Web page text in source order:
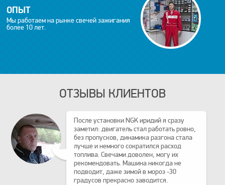
ОПЫТ
Мы работаем на рынке свечей зажигания
более 10 лет.
ОТЗЫВЫ КЛИЕНТОВ
После установки NGK иридий я сразу
заметил: двигатель стал работать ровно,
без пропусков, динамика разгона стала
лучше и немного сократился расход
топлива. Свечами доволен, могу их
рекомендовать. Машина никогда не
подводит, даже зимой в мороз -30
градусов прекрасно заводится.